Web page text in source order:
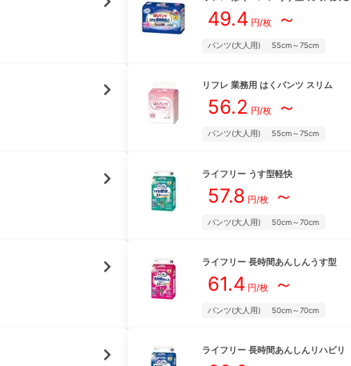
49.4 円/枚～
パンツ(大人用) 55cm～75cm
リフレ 業務用 はくパンツ スリム
56.2 円/枚～
パンツ(大人用) 55cm～75cm
ライフリー うす型軽快
57.8 円/枚～
パンツ(大人用) 50cm～70cm
ライフリー 長時間あんしんうす型
61.4 円/枚～
パンツ(大人用) 50cm～70cm
ライフリー 長時間あんしんリハビリ